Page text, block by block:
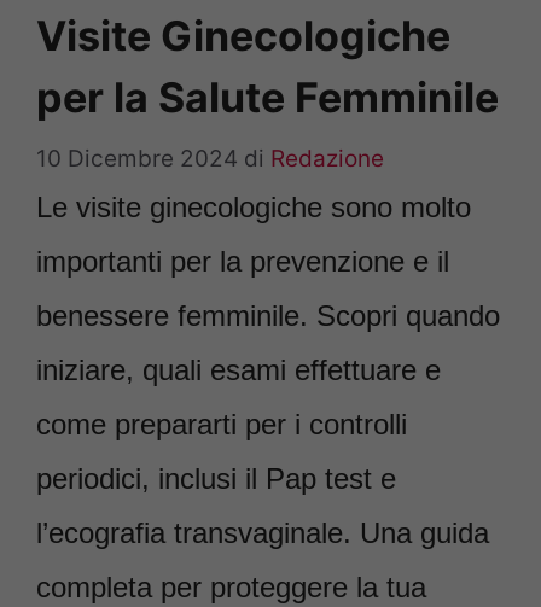
Visite Ginecologiche
per la Salute Femminile
10 Dicembre 2024 di Redazione
Le visite ginecologiche sono molto
importanti per la prevenzione e il
benessere femminile. Scopri quando
iniziare, quali esami effettuare e
come prepararti per i controlli
periodici, inclusi il Pap test e
l’ecografia transvaginale. Una guida
completa per proteggere la tua